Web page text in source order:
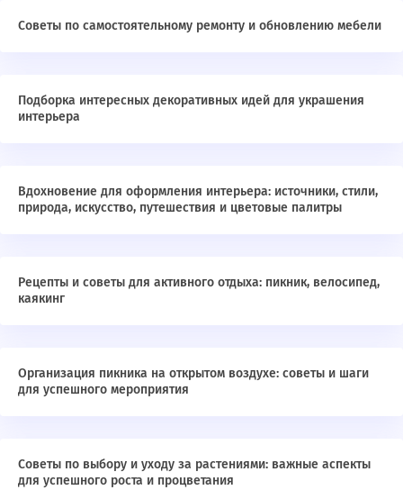
Советы по самостоятельному ремонту и обновлению мебели
Подборка интересных декоративных идей для украшения
интерьера
Вдохновение для оформления интерьера: источники, стили,
природа, искусство, путешествия и цветовые палитры
Рецепты и советы для активного отдыха: пикник, велосипед,
каякинг
Организация пикника на открытом воздухе: советы и шаги
для успешного мероприятия
Советы по выбору и уходу за растениями: важные аспекты
для успешного роста и процветания